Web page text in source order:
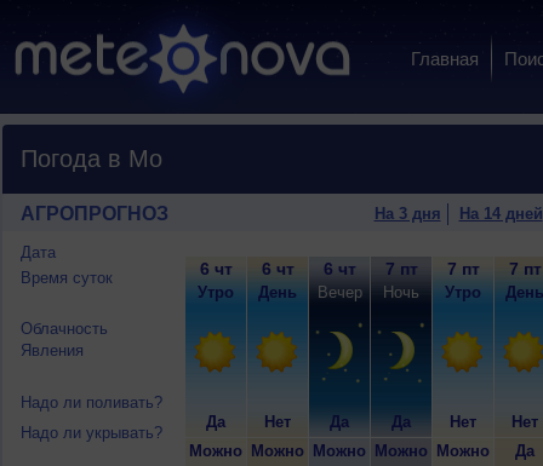
Главная
Погода в Мо
АГРОПРОГНОЗ На 3 дня На 14 дней
Дата
Время суток
Облачность
Явления
Надо ли поливать?
Надо ли укрывать?
6 чт
Утро
Да
Можно
6 чт
День
Нет
Можно
6 чт
Вечер
Да
Можно
7 пт
Ночь
Да
Можно
7 пт
Утро
Нет
Можно
7 пт
День
Нет
Да